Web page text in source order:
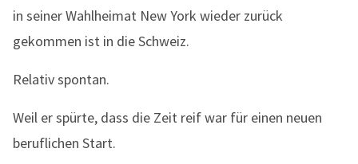
in seiner Wahlheimat New York wieder zurück
gekommen ist in die Schweiz.
Relativ spontan.
Weil er spürte, dass die Zeit reif war für einen neuen
beruflichen Start.